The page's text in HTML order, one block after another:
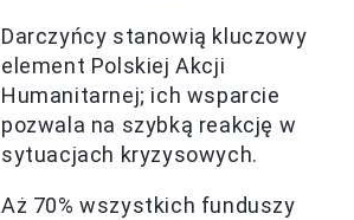
Darczyńcy stanowią kluczowy
element Polskiej Akcji
Humanitarnej; ich wsparcie
pozwala na szybką reakcję w
sytuacjach kryzysowych.
Aż 70% wszystkich funduszy